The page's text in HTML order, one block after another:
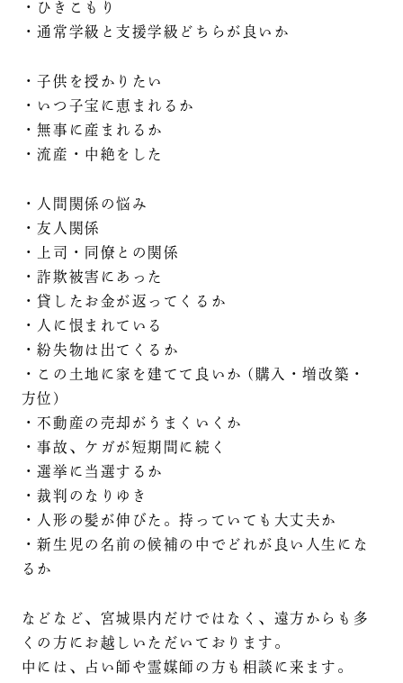
・ひきこもり
・通常学級と支援学級どちらが良いか
・子供を授かりたい
・いつ子宝に恵まれるか
・無事に産まれるか
・流産・中絶をした
・人間関係の悩み
・友人関係
・上司・同僚との関係
・詐欺被害にあった
・貸したお金が返ってくるか
・人に恨まれている
・紛失物は出てくるか
・この土地に家を建てて良いか (購入・増改築・
方位)
・不動産の売却がうまくいくか
・事故、ケガが短期間に続く
・選挙に当選するか
・裁判のなりゆき
・人形の髪が伸びた。持っていても大丈夫か
・新生児の名前の候補の中でどれが良い人生にな
るか
などなど、宮城県内だけではなく、遠方からも多
くの方にお越しいただいております。
中には、占い師や霊媒師の方も相談に来ます。